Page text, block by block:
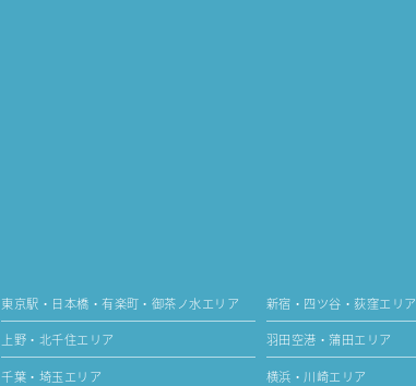
東京駅・日本橋・有楽町・御茶ノ水エリア 新宿・四ツ谷・荻窪エリア
上野・北千住エリア 羽田空港・蒲田エリア
千葉・埼玉エリア 横浜・川崎エリア